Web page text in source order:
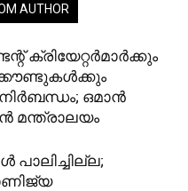
AUTHOR
ക്രിയേറ്റർമാർക്കും
ഒമാൻ
മന്ത്രാലയം